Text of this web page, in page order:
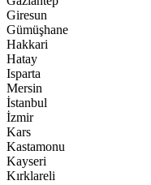
Giresun
Gümüşhane
Hakkari
Hatay
Isparta
Mersin
İstanbul
İzmir
Kars
Kastamonu
Kayseri
Kırklareli